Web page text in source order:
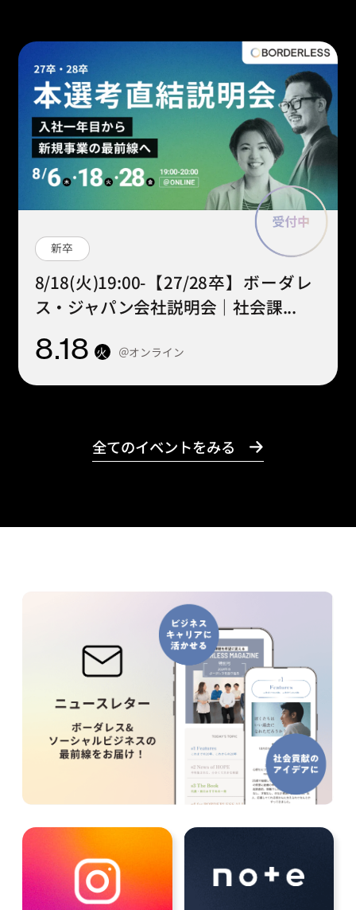
新卒
8/18(火)19:00-【27/28卒】ボーダレ
ス・ジャパン会社説明会｜社会課...
8.18 火 ＠オンライン
全てのイベントをみる